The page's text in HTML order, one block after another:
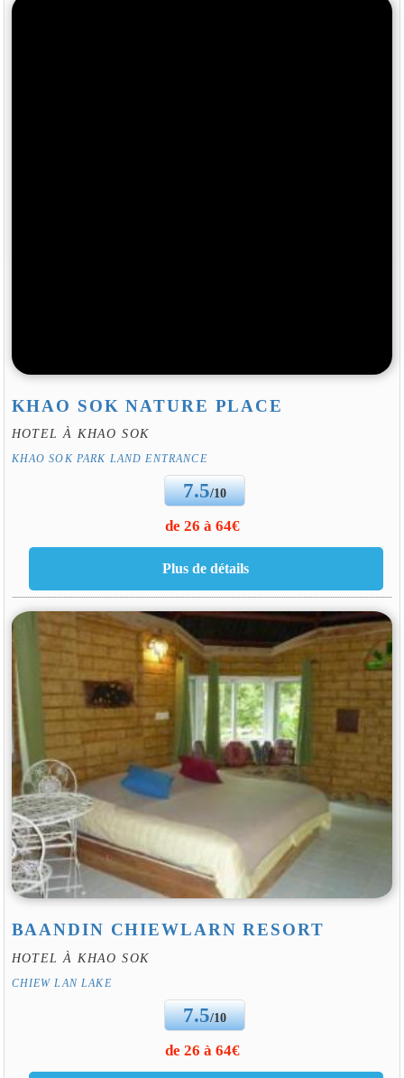
KHAO SOK NATURE PLACE
HOTEL À KHAO SOK
KHAO SOK PARK LAND ENTRANCE
7.5/10
de 26 à 64€
BAANDIN CHIEWLARN RESORT
HOTEL À KHAO SOK
CHIEW LAN LAKE
7.5/10
de 26 à 64€